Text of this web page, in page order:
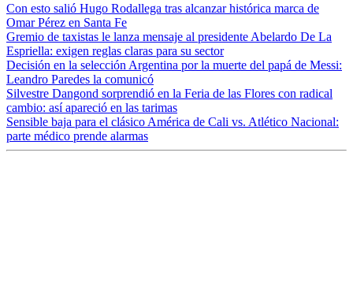
Con esto salió Hugo Rodallega tras alcanzar histórica marca de
Omar Pérez en Santa Fe
Gremio de taxistas le lanza mensaje al presidente Abelardo De La
Espriella: exigen reglas claras para su sector
Decisión en la selección Argentina por la muerte del papá de Messi:
Leandro Paredes la comunicó
Silvestre Dangond sorprendió en la Feria de las Flores con radical
cambio: así apareció en las tarimas
Sensible baja para el clásico América de Cali vs. Atlético Nacional:
parte médico prende alarmas